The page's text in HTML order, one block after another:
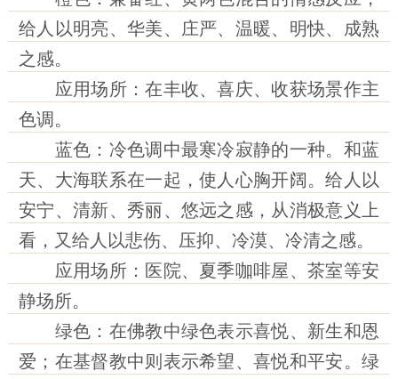
给人以明亮、华美、庄严、温暖、明快、成熟
之感。
应用场所：在丰收、喜庆、收获场景作主
色调。
蓝色：冷色调中最寒冷寂静的一种。和蓝
天、大海联系在一起，使人心胸开阔。给人以
安宁、清新、秀丽、悠远之感，从消极意义上
看，又给人以悲伤、压抑、冷漠、冷清之感。
应用场所：医院、夏季咖啡屋、茶室等安
静场所。
绿色：在佛教中绿色表示喜悦、新生和恩
爱；在基督教中则表示希望、喜悦和平安。绿